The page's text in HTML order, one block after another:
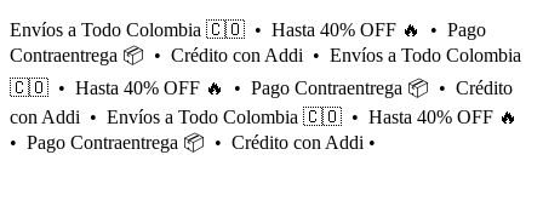
Saltar
al
Envíos a Todo Colombia 🇨🇴 • Hasta 40% OFF 🔥 • Pago
Contraentrega 📦 • Crédito con Addi • Envíos a Todo Colombia
🇨🇴 • Hasta 40% OFF 🔥 • Pago Contraentrega 📦 • Crédito
con Addi • Envíos a Todo Colombia 🇨🇴 • Hasta 40% OFF 🔥
• Pago Contraentrega 📦 • Crédito con Addi •